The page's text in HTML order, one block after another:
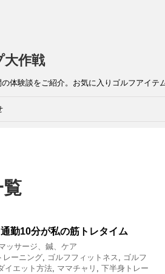
大作戦
験談をご紹介。お気に入りゴルフアイテ
覧
勤10分が私の筋トレタイム
ッサージ、鍼、ケア
レーニング, ゴルフフィットネス , ゴルフ
イエット方法, ママチャリ , 下半身トレー